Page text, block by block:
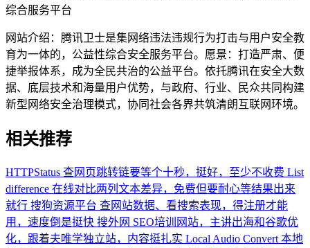
综合服务平台
网站介绍： 腾讯卫士是集网络违法违规行为打击与用户安全教
育为一体的，公益性综合安全服务平台。愿景：打造严肃、便
捷举报体系，成为全民共治的公益平台。依托腾讯在安全大数
据、底层技术和海量用户优势，与政府、行业、民众共同构建
新型网络安全治理模式，协同社会各界共筑清朗互联网环境。
相关推荐
HTTPStatus 查网页跳转链要等个十秒，挺好，至少不收费 List
difference 在线对比两列文本差异，免费但要耐心等结果出来
就行 搜狗资源平台 查网站数据、看搜索表现，得注册才能
用，速度倒是挺快 搜外网 SEO培训网站，主讲出海和谷歌优
化，跟着夫唯学独立站，内容挺扎实 Local Audio Convert 本地